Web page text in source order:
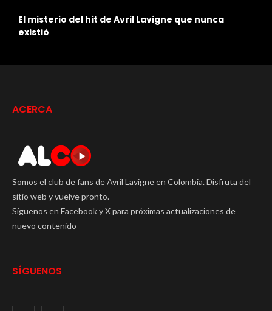
El misterio del hit de Avril Lavigne que nunca
existió
ACERCA
Somos el club de fans de Avril Lavigne en Colombia. Disfruta del
sitio web y vuelve pronto.
Síguenos en Facebook y X para próximas actualizaciones de
nuevo contenido
SÍGUENOS